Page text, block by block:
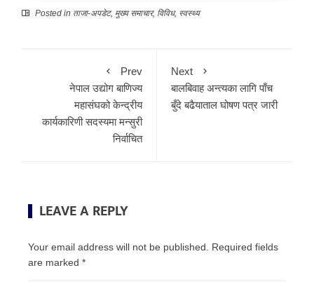
Posted in ताजा-अपडेट, मुख्य समाचार, विविध, स्वस्थ्य
Prev
नेपाल उद्योग बाणिज्य
महासंघको केन्द्रीय
कार्यकारिणी सदस्यमा मन्सुरी
निर्वाचित
Next
बालबिवाह अन्त्यका लागि पाँच
बुँदे बढैयाताल घोषण पत्र जारी
LEAVE A REPLY
Your email address will not be published.
Required fields
are marked *